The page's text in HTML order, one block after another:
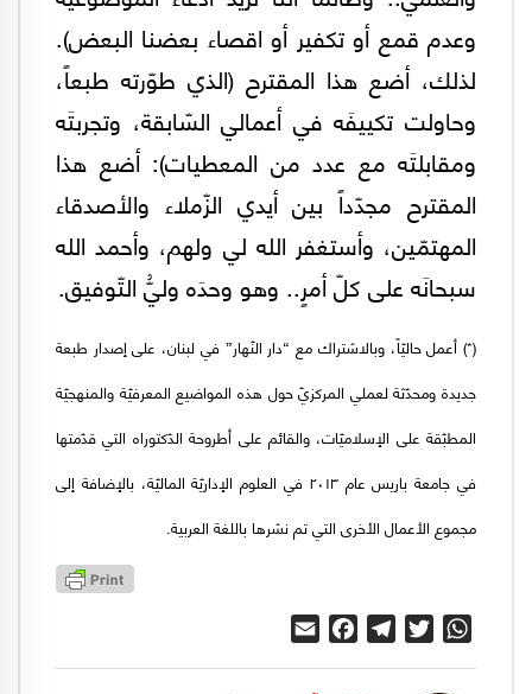
وعدم قمع أو تكفير أو اقصاء بعضنا البعض).
لذلك، أضع هذا المقترح (الذي طوّرته طبعاً،
وحاولت تكييفَه في أعمالي السّابقة، وتجربتَه
ومقابلتَه مع عدد من المعطيات): أضع هذا
المقترح مجدّداً بين أيدي الزّملاء والأصدقاء
المهتمّين، وأستغفر الله لي ولهم، وأحمد الله
سبحانَه على كلّ أمرٍ.. وهو وحدَه وليُّ التّوفيق.
(*) أعمل حاليّاً، وبالاشتراك مع “دار النّهار” في لبنان، على إصدار طبعة
جديدة ومحدّثة لعملي المركزيّ حول هذه المواضيع المعرفيّة والمنهجيّة
المطبّقة على الإسلاميّات، والقائم على أطروحة الدّكتوراه التي قدّمتها
في جامعة باريس عام ٢٠١٣ في العلوم الإداريّة الماليّة، بالإضافة إلى
مجموع الأعمال الأخرى التي تم نشرها باللغة العربية.
WhatsApp
Twitter
Telegram
Facebook